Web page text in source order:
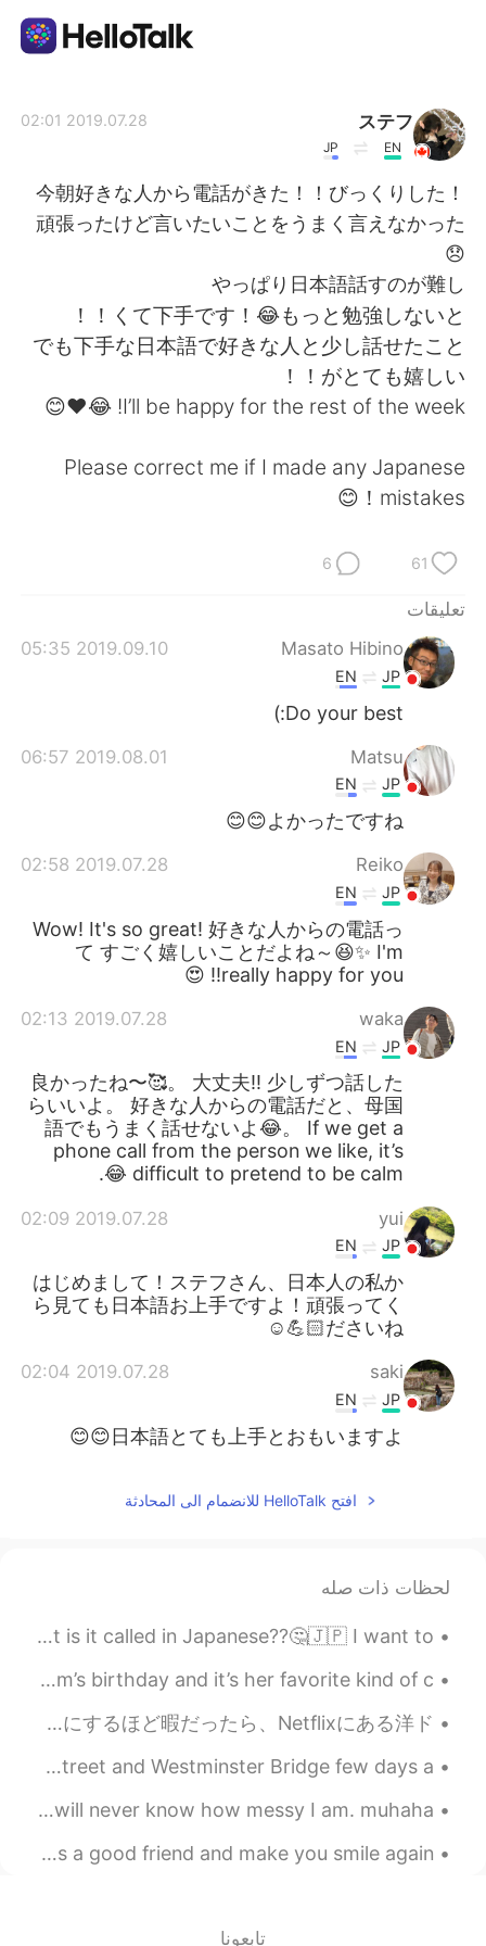
العربية
简体中文
Türkçe Tiếng Việt
ステフ
EN
JP
2019.07.28 02:01
今朝好きな人から電話がきた！！びっくりした！
頑張ったけど言いたいことをうまく言えなかった
😞
やっぱり日本語話すのが難し
くて下手です！😂もっと勉強しないと！！
でも下手な日本語で好きな人と少し話せたこと
がとても嬉しい！！
I’ll be happy for the rest of the week! 😂❤️😊
Please correct me if I made any Japanese
mistakes！😊
61
6
تعليقات
Masato Hibino
2019.09.10 05:35
JP
EN
Do your best:)
Matsu
2019.08.01 06:57
JP
EN
よかったですね😊😊
Reiko
2019.07.28 02:58
JP
EN
Wow! It's so great! 好きな人からの電話っ
て すごく嬉しいことだよね～😆✨ I'm
really happy for you!! 😍
waka
2019.07.28 02:13
JP
EN
良かったね〜🥰。 大丈夫‼️ 少しずつ話した
らいいよ。 好きな人からの電話だと、母国
語でもうまく話せないよ😂。 If we get a
phone call from the person we like, it’s
difficult to pretend to be calm 😂.
yui
2019.07.28 02:09
JP
EN
はじめまして！ステフさん、日本人の私か
ら見ても日本語お上手ですよ！頑張ってく
ださいね💪🏻☺️
saki
2019.07.28 02:04
JP
EN
日本語とても上手とおもいますよ😊😊
افتح HelloTalk للانضمام الى المحادثة
لحظات ذات صله
I have seen my Japanese friend ate "fish sausage " , what is it called in Japanese??🤔🇯🇵 I want to...
Today I learned how to make carrot cake. It was my mom’s birthday and it’s her favorite kind of c...
日本のテレビによく不倫の話出てくるねえ。本人たちの身にってみたら、なんで関係ない人に話さなきゃいけないんだと思うし、視聴者を考えたら、他人の不倫を気にするほど暇だったら、Netflixにある洋ド...
Chasing sunsets 🌇! Captured a gorgeous sunset on Oxford street and Westminster Bridge few days a...
Finally finished cleaning the house lol.. my parents will never know how messy I am. muhaha 😄 ...
I honestly can’t ignore a broken soul! 🥺💔 I’ll heal you as a good friend and make you smile again...
تابعونا